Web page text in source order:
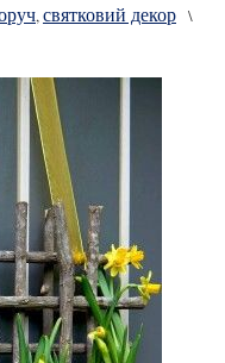
,святковий декор \